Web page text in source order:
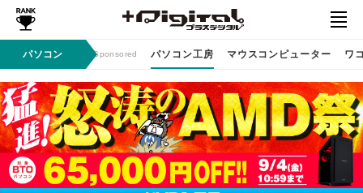
パソコン
/ イベント Sponsored パソコン工房 マウスコンピューター ワ